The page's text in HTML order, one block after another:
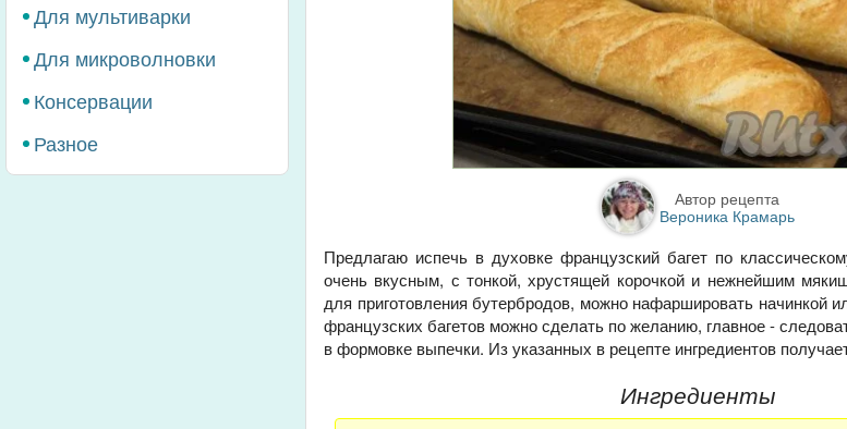
Для мультиварки
Для микроволновки
Консервации
Разное
Автор рецепта
Вероника Крамарь
Предлагаю испечь в духовке французский багет по
очень вкусным, с тонкой, хрустящей корочкой и нежнейшим
для приготовления бутербродов, можно нафаршировать начинкой
французских багетов можно сделать по желанию, главное -
в формовке выпечки. Из указанных в рецепте ингредиентов
Ингредиенты